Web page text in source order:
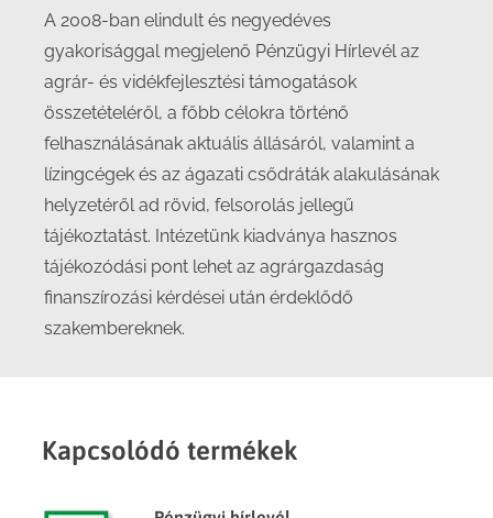
A 2008-ban elindult és negyedéves
gyakorisággal megjelenő Pénzügyi Hírlevél az
agrár- és vidékfejlesztési támogatások
összetételéről, a főbb célokra történő
felhasználásának aktuális állásáról, valamint a
lízingcégek és az ágazati csődráták alakulásának
helyzetéről ad rövid, felsorolás jellegű
tájékoztatást. Intézetünk kiadványa hasznos
tájékozódási pont lehet az agrárgazdaság
finanszírozási kérdései után érdeklődő
szakembereknek.
Kapcsolódó termékek